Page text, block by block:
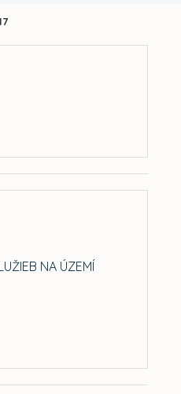
NA ÚZEMÍ